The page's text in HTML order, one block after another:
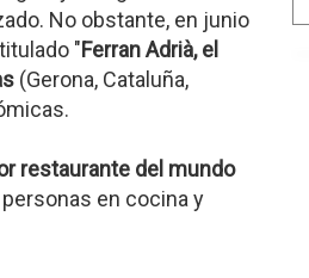
No obstante, en junio
"Ferran Adrià, el
(Gerona, Cataluña,
restaurante del mundo
en cocina y